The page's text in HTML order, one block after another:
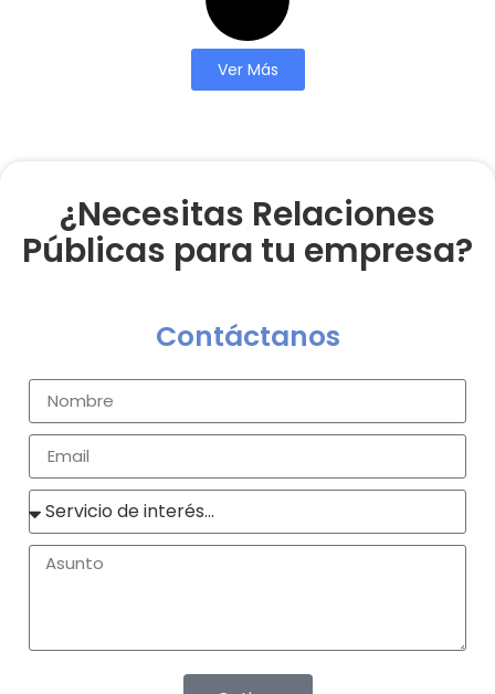
Ver Más
¿Necesitas Relaciones
Públicas para tu empresa?
Contáctanos